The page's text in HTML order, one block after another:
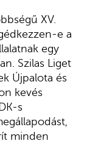
XV.
e a
egy
Szilas Liget
Újpalota és
kevés
s
minden